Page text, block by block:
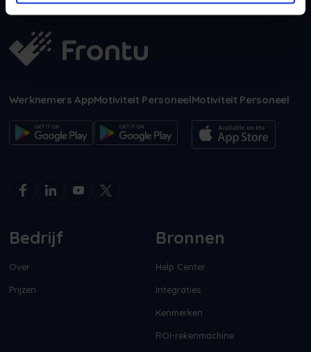
Werknemers AppMotiviteit PersoneelMotiviteit Personeel
Bedrijf
Over
Prijzen
Bronnen
Help Center
Integraties
Kenmerken
ROI-rekenmachine